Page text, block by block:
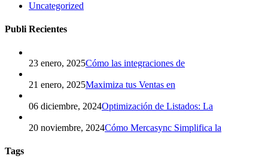
Uncategorized
Publi Recientes
23 enero, 2025Cómo las integraciones de
21 enero, 2025Maximiza tus Ventas en
06 diciembre, 2024Optimización de Listados: La
20 noviembre, 2024Cómo Mercasync Simplifica la
Tags